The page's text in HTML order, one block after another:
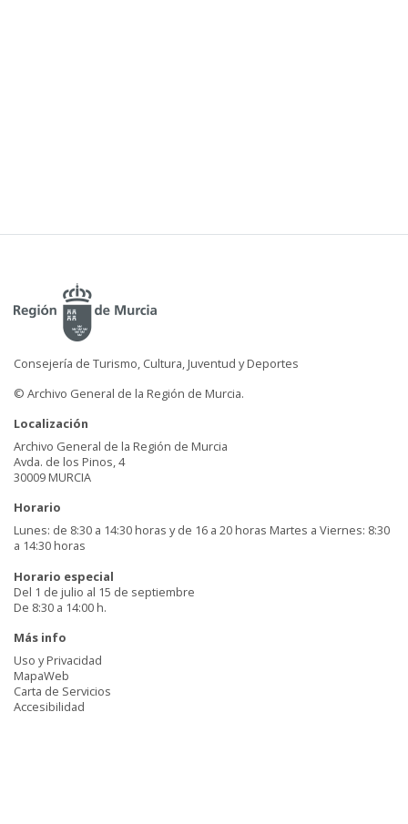
Consejería de Turismo, Cultura, Juventud y Deportes
© Archivo General de la Región de Murcia.
Localización
Archivo General de la Región de Murcia
Avda. de los Pinos, 4
30009 MURCIA
Horario
Lunes: de 8:30 a 14:30 horas y de 16 a 20 horas Martes a Viernes: 8:30
a 14:30 horas
Horario especial
Del 1 de julio al 15 de septiembre
De 8:30 a 14:00 h.
Más info
Uso y Privacidad
MapaWeb
Carta de Servicios
Accesibilidad